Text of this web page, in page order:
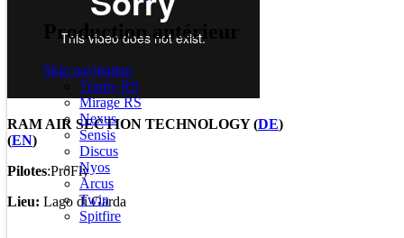
Production antérieur
Skip navigation
Trinity RS
Mirage RS
Nexus
Sensis
Discus
Nyos
Arcus
Twin
Spitfire
RAM AIR SECTION TECHNOLOGY (DE)
(EN)
Pilotes:ProFly
Lieu: Lago di Garda